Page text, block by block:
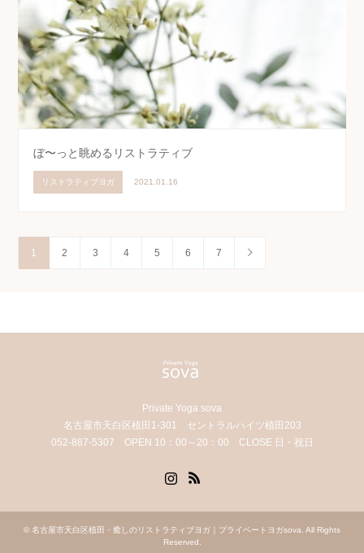
ぼ〜っと眺めるリストラティブ
リストラティブヨガ 2021.01.16
1 2 3 4 5 6 7
Private Yoga sova
名古屋市天白区植田1-301 セントラルハイツ植田203
052-887-5307 OPEN 10：00～20：00 CLOSE 日・祝日
© 名古屋市天白区植田・癒しのリストラティブヨガ｜プライベートヨガsova . All Rights
Reserved.